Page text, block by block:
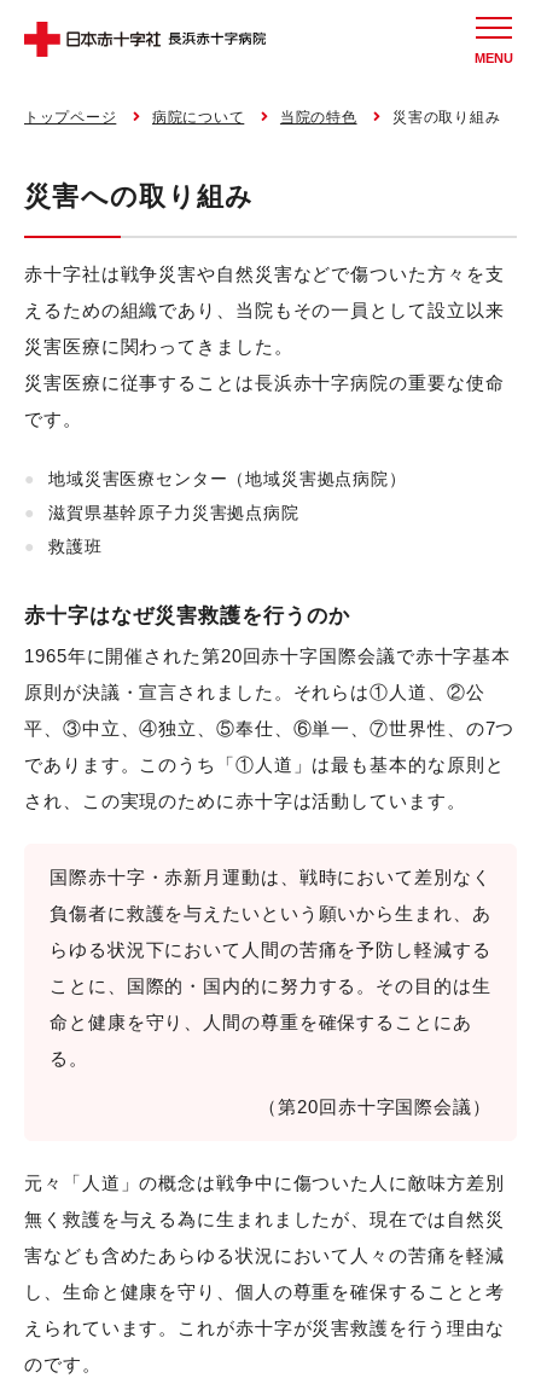
MENU
トップページ 病院について 当院の特色 災害の取り組み
災害への取り組み
赤十字社は戦争災害や自然災害などで傷ついた方々を支
えるための組織であり、当院もその一員として設立以来
災害医療に関わってきました。
災害医療に従事することは長浜赤十字病院の重要な使命
です。
地域災害医療センター（地域災害拠点病院）
滋賀県基幹原子力災害拠点病院
救護班
赤十字はなぜ災害救護を行うのか
1965年に開催された第20回赤十字国際会議で赤十字基本
原則が決議・宣言されました。それらは①人道、②公
平、③中立、④独立、⑤奉仕、⑥単一、⑦世界性、の7つ
であります。このうち「①人道」は最も基本的な原則と
され、この実現のために赤十字は活動しています。
国際赤十字・赤新月運動は、戦時において差別なく
負傷者に救護を与えたいという願いから生まれ、あ
らゆる状況下において人間の苦痛を予防し軽減する
ことに、国際的・国内的に努力する。その目的は生
命と健康を守り、人間の尊重を確保することにあ
る。
（第20回赤十字国際会議）
元々「人道」の概念は戦争中に傷ついた人に敵味方差別
無く救護を与える為に生まれましたが、現在では自然災
害なども含めたあらゆる状況において人々の苦痛を軽減
し、生命と健康を守り、個人の尊重を確保することと考
えられています。これが赤十字が災害救護を行う理由な
のです。